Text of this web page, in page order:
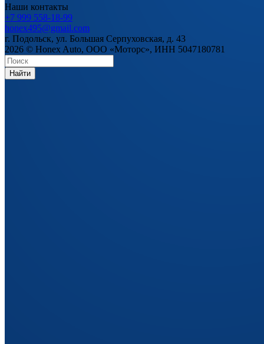
Наши контакты
+7 999 558-18-99
honex495@gmail.com
г. Подольск, ул. Большая Серпуховская, д. 43
2026 © Honex Auto, ООО «Моторс», ИНН 5047180781
Найти